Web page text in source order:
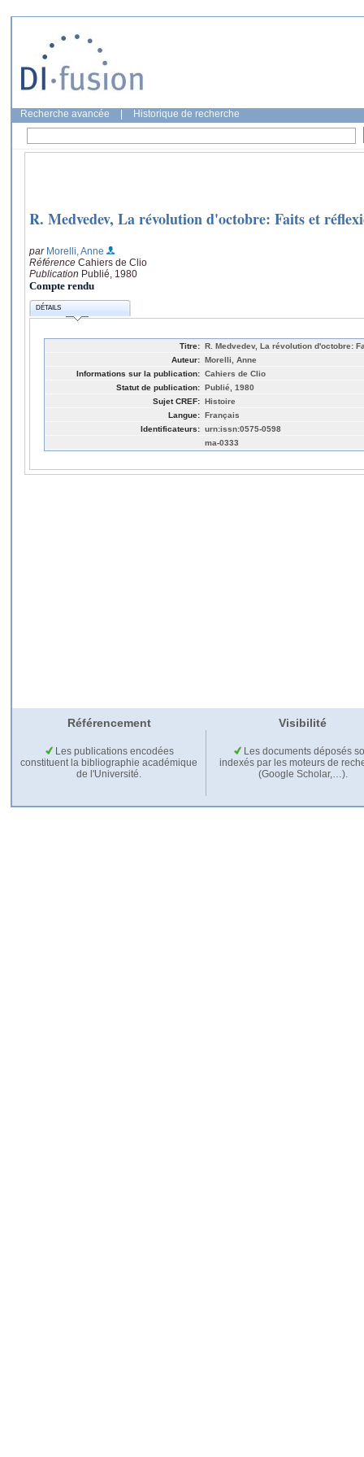
Recherche avancée Historique de recherche
R. Medvedev, La révolution d'octobre: Faits et
par Morelli, Anne
Référence Cahiers de Clio
Publication Publié, 1980
Compte rendu
DÉTAILS
Titre: R. Medvedev, La révolution d'octobre:
Auteur: Morelli, Anne
Informations sur la publication: Cahiers de Clio
Statut de publication: Publié, 1980
Sujet CREF: Histoire
Langue: Français
Identificateurs: urn:issn:0575-0598
ma-0333
Référencement Visibilité
Les publications encodées
constituent la bibliographie académique
de l'Université.
Les documents déposés
indexés par les moteurs de
(Google Scholar,…).